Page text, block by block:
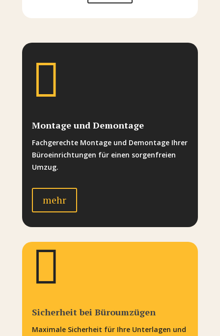

Montage und Demontage
Fachgerechte Montage und Demontage Ihrer
Büroeinrichtungen für einen sorgenfreien
Umzug.
mehr

Sicherheit bei Büroumzügen
Maximale Sicherheit für Ihre Unterlagen und